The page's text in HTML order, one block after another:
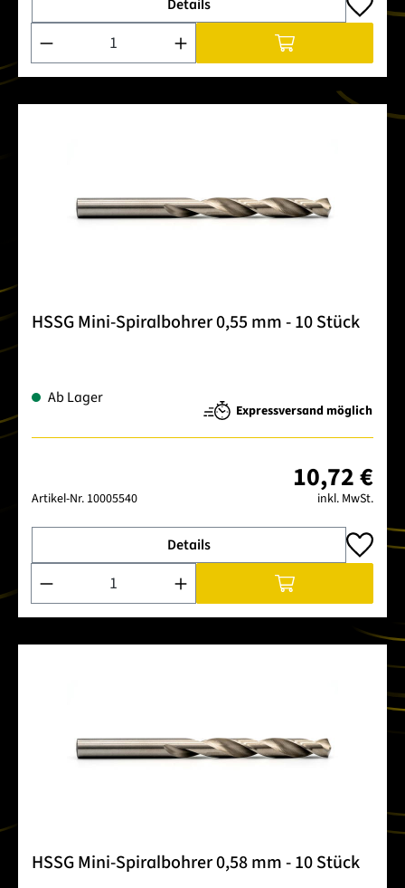
Details
Produkt Anzahl: Gib den gewünschten Wert ein oder
HSSG Mini-Spiralbohrer 0,55 mm - 10 Stück
Ab Lager
Expressversand möglich
Artikel-Nr. 10005540
10,72 €
inkl. MwSt.
Details
Produkt Anzahl: Gib den gewünschten Wert ein oder
HSSG Mini-Spiralbohrer 0,58 mm - 10 Stück